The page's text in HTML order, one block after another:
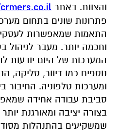
והצוות. באתר
פתרונות שונים בתחום
התאמות שמאפשרות
וחכמה יותר. מעבר לניהול
המערכות של היום יודעות
נוספים כמו דיוור, סליקה,
ומערכות טלפוניה. החיבור
סביבת עבודה אחידה
בצורה יציבה ומאורגנת
שמשקיעים בהתנהלות